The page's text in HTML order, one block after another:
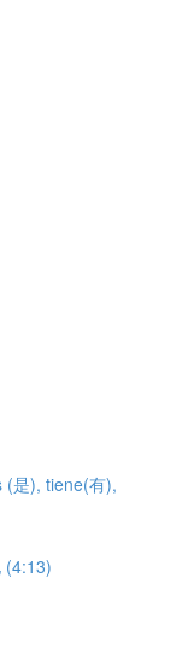
(是), tiene(有),
(4:13)